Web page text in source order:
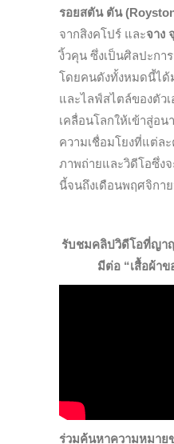
รอยสตัน ตัน (
จากสิงคโปร์ และจาง
งิ้วคุน ซึ่งเป็นศิลปะกา
โดยคนดังทั้งหมดนี้ได้
และไลฟ์สไตล์ของตัว
เคลื่อนโลกให้เข้าสู่อ
ความเชื่อมโยงที่แต่ล
ภาพถ่ายและวิดีโอซึ่ง
นี้จนถึงเดือนพฤศจิกา
รับชมคลิปวิดีโอที่ญา
มีต่อ “เสื้อผ้า
ร่วมค้นหาความหมาย